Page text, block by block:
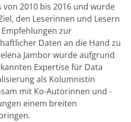
2010 bis 2016 und wurde
den Leserinnen und Lesern
zur
Daten an die Hand zu
Jambor wurde aufgrund
Expertise für Data
als Kolumnistin
mit Ko-Autorinnen und -
einem breiten